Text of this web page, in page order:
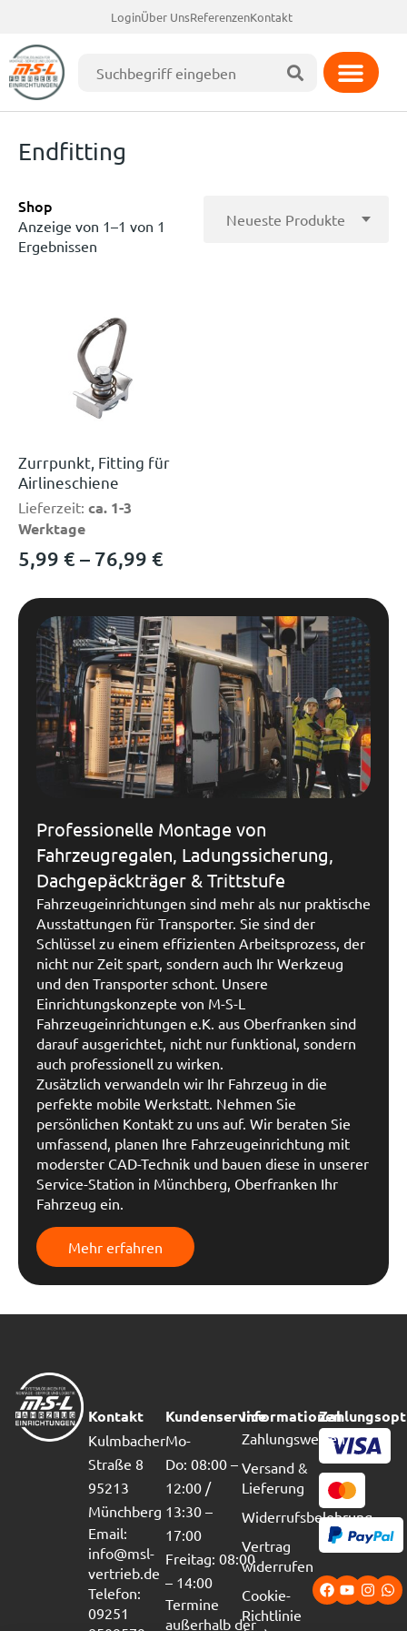
LoginÜber UnsReferenzenKontakt
Endfitting
Shop
Anzeige von 1–1 von 1
Ergebnissen
Zurrpunkt, Fitting für
Airlineschiene
Lieferzeit: ca. 1-3
Werktage
5,99 € – 76,99 €
Professionelle Montage von
Fahrzeugregalen, Ladungssicherung,
Dachgepäckträger & Trittstufe
Fahrzeugeinrichtungen sind mehr als nur praktische
Ausstattungen für Transporter. Sie sind der
Schlüssel zu einem effizienten Arbeitsprozess, der
nicht nur Zeit spart, sondern auch Ihr Werkzeug
und den Transporter schont. Unsere
Einrichtungskonzepte von M-S-L
Fahrzeugeinrichtungen e.K. aus Oberfranken sind
darauf ausgerichtet, nicht nur funktional, sondern
auch professionell zu wirken.
Zusätzlich verwandeln wir Ihr Fahrzeug in die
perfekte mobile Werkstatt. Nehmen Sie
persönlichen Kontakt zu uns auf. Wir beraten Sie
umfassend, planen Ihre Fahrzeugeinrichtung mit
moderster CAD-Technik und bauen diese in unserer
Service-Station in Münchberg, Oberfranken Ihr
Fahrzeug ein.
Mehr erfahren
Kontakt
Kulmbacher
Straße 8
95213
Münchberg
Email:
info@msl-
vertrieb.de
Telefon:
09251
Kundenservice
Mo-
Do: 08:00 –
12:00 /
13:30 –
17:00
Freitag: 08:00
– 14:00
Termine
außerhalb der
Informationen
Zahlungsweisen
Versand &
Lieferung
Widerrufsbelehrung
Vertrag
widerrufen
Cookie-
Richtlinie